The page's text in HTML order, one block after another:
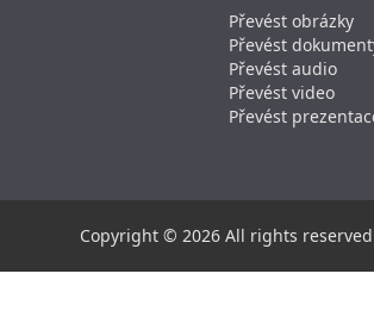
Převést obrázky
Převést
Převést audio
Převést video
Převést
Copyright © 2026 All rights